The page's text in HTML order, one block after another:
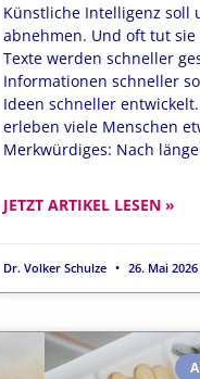
Künstliche Intelligenz soll
abnehmen. Und oft tut sie
Texte werden schneller
Informationen schneller
Ideen schneller
erleben viele Menschen
Merkwürdiges: Nach
JETZT ARTIKEL LESEN »
Dr. Volker Schulze 26. Mai 2026